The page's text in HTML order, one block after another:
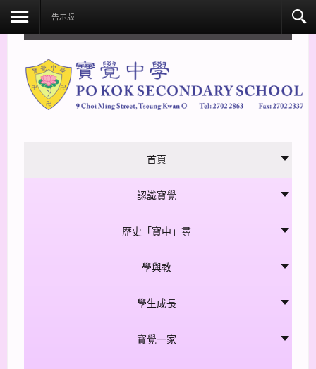
告示版
首頁
認識寶覺
歷史「寶中」尋
學與教
學生成長
寳覺一家